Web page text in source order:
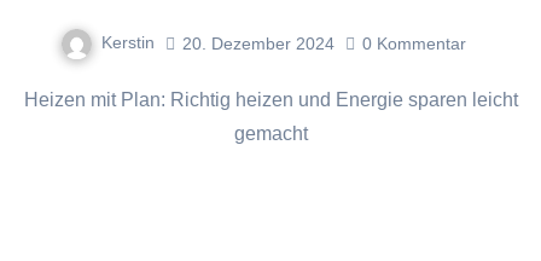
Kerstin 20. Dezember 2024 0 Kommentar
Heizen mit Plan: Richtig heizen und Energie sparen leicht
gemacht